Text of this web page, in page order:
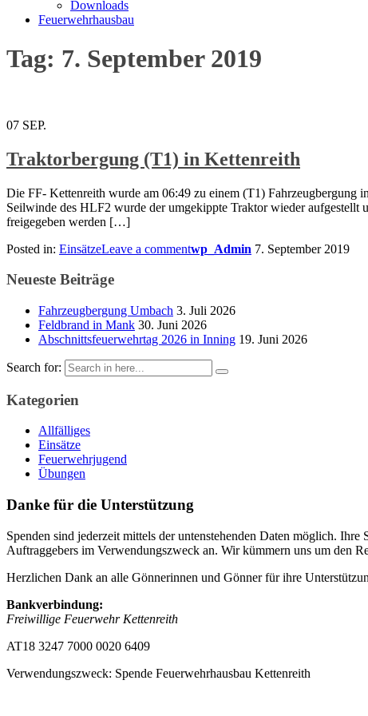
Downloads
Feuerwehrhausbau
Tag: 7. September 2019
07 SEP.
Traktorbergung (T1) in Kettenreith
Die FF- Kettenreith wurde am 06:49 zu einem (T1) Fahrzeugbergung
Seilwinde des HLF2 wurde der umgekippte Traktor wieder
freigegeben werden […]
Posted in: EinsätzeLeave a commentwp_Admin 7. September 2019
Neueste Beiträge
Fahrzeugbergung Umbach 3. Juli 2026
Feldbrand in Mank 30. Juni 2026
Abschnittsfeuerwehrtag 2026 in Inning 19. Juni 2026
Search for:
Kategorien
Allfälliges
Einsätze
Feuerwehrjugend
Übungen
Danke für die Unterstützung
Spenden sind jederzeit mittels der untenstehenden Daten möglich.
Auftraggebers im Verwendungszweck an. Wir kümmern uns um den
Herzlichen Dank an alle Gönnerinnen und Gönner für ihre
Bankverbindung:
Freiwillige Feuerwehr Kettenreith
AT18 3247 7000 0020 6409
Verwendungszweck: Spende Feuerwehrhausbau Kettenreith